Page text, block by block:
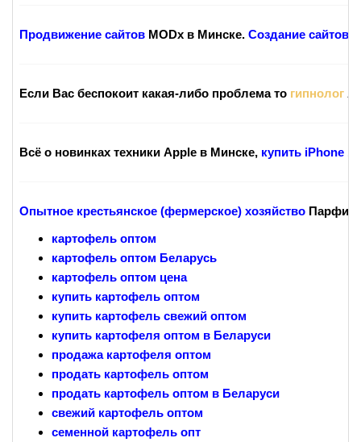
Продвижение сайтов MODx в Минске. Создание сайтов
Если Вас беспокоит какая-либо проблема то гипнолог
Всё о новинках техники Apple в Минске, купить iPhone
Опытное крестьянское (фермерское) хозяйство
картофель оптом
картофель оптом Беларусь
картофель оптом цена
купить картофель оптом
купить картофель свежий оптом
купить картофеля оптом в Беларуси
продажа картофеля оптом
продать картофель оптом
продать картофель оптом в Беларуси
свежий картофель оптом
семенной картофель опт